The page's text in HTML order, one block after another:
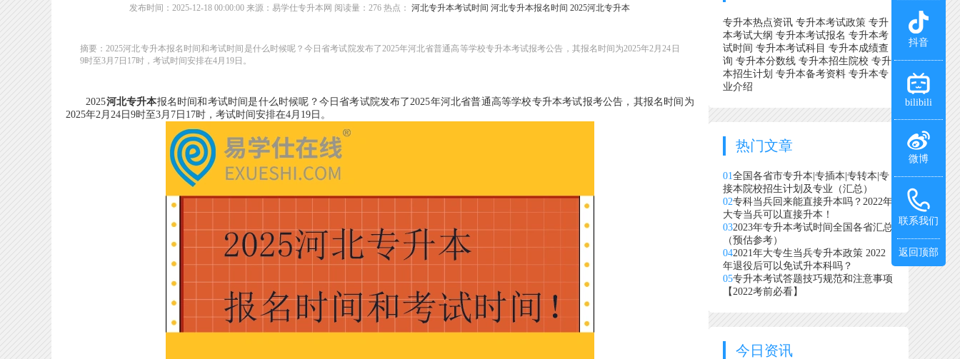
发布时间：2025-12-18 00:00:00来源：易学仕专升本网 阅读量：276热点：河北专升本考试时间 河北专升本报名时间 2025河北专升本
摘要：2025河北专升本报名时间和考试时间是什么时候呢？今日省考试院发布了2025年河北省普通高等学校专升本考试报考公告，其报名时间为2025年2月24日
9时至3月7日17时，考试时间安排在4月19日。
2025河北专升本报名时间和考试时间是什么时候呢？今日省考试院发布了2025年河北省普通高等学校专升本考试报考公告，其报名时间为
2025年2月24日9时至3月7日17时，考试时间安排在4月19日。
专升本热点资讯 专升本考试政策 专升
本考试大纲 专升本考试报名 专升本考
试时间 专升本考试科目 专升本成绩查
询 专升本分数线 专升本招生院校 专升
本招生计划 专升本备考资料 专升本专
业介绍
热门文章
01全国各省市专升本|专插本|专转本|专
接本院校招生计划及专业（汇总）
02专科当兵回来能直接升本吗？2022年
大专当兵可以直接升本！
032023年专升本考试时间全国各省汇总
（预估参考）
042021年大专生当兵专升本政策 2022
年退役后可以免试升本科吗？
05专升本考试答题技巧规范和注意事项
【2022考前必看】
今日资讯
抖音
bilibili
微博
联系我们
返回顶部